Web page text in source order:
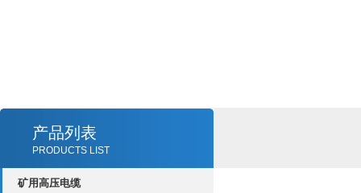
产品列表
PRODUCTS LIST
矿用高压电缆